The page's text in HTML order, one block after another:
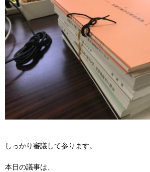
しっかり審議して参ります。
本日の議事は、